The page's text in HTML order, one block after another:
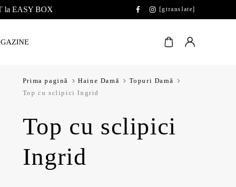
la EASY BOX [gtranslate]
Prima pagină Haine Damă
Topuri Damă
Top cu sclipici Ingrid
Top cu sclipici
Ingrid